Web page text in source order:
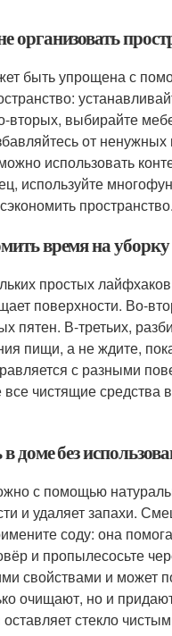
быть упрощена с
вторых, выбирайте
от
использовать
используйте
пространство.
время на уборку
простых
поверхности. Во-
пятен. В-третьих,
пищи, а не ждите,
с разными
чистящие средства
без
с помощью
и удаляет запахи.
соду: она
и пропылесосьте
свойствами и может
очищают, но и
стекло